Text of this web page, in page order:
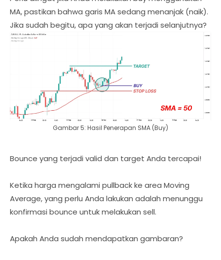
MA, pastikan bahwa garis MA sedang menanjak (naik).
Jika sudah begitu, apa yang akan terjadi selanjutnya?
Gambar 5: Hasil Penerapan SMA (Buy)
Bounce yang terjadi valid dan target Anda tercapai!
Ketika harga mengalami pullback ke area Moving
Average, yang perlu Anda lakukan adalah menunggu
konfirmasi bounce untuk melakukan sell.
Apakah Anda sudah mendapatkan gambaran?